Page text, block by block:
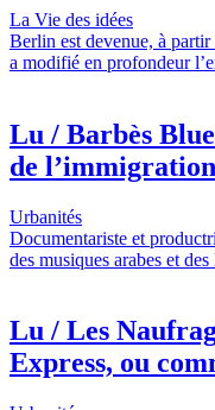
La Vie des idées
Berlin est devenue, à
a modifié en profondeur
Lu / Barbès
de
Urbanités
Documentariste et
des musiques arabes et
Lu / Les
Express, ou